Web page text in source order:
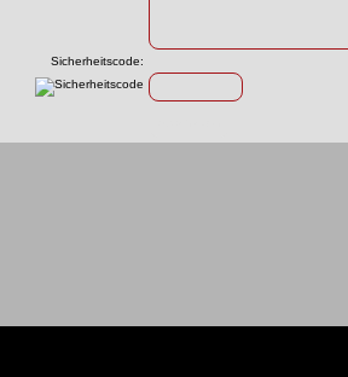
Sicherheitscode: